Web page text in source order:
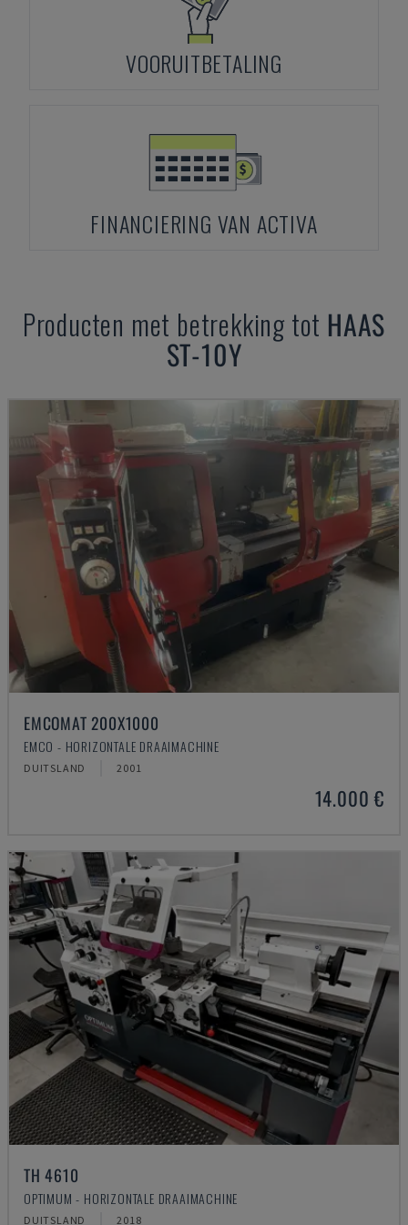
VOORUITBETALING
FINANCIERING VAN ACTIVA
Producten met betrekking tot HAAS
ST-10Y
EMCOMAT 200X1000
EMCO - HORIZONTALE DRAAIMACHINE
DUITSLAND 2001
14.000 €
TH 4610
OPTIMUM - HORIZONTALE DRAAIMACHINE
DUITSLAND 2018